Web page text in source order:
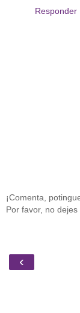
Responder
¡Comenta,
Por favor, no
‹